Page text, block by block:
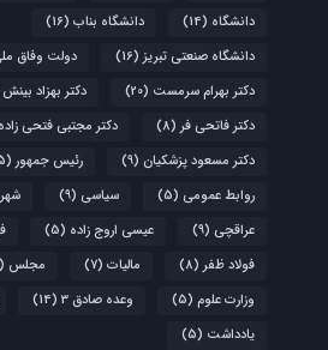
دانشگاه (14) دانشگاه بناب (16)
دانشگاه صنعتی تبریز(16) دولت وفاق
دکتر بهرام سرمست (20) دکتر بهزاد بینش
دکتر فاتحی فر(8) دکتر مجتبی فتحی زاده
دکتر مسعود پزشکیان (9) رئیس جمهور(5)
روابط عمومی (5) سیاسی (9)
عراقچی (9) عیسی اروج زاده (5)
فولاد ظفر(8) مالیات (7) مجلس (5)
وزارت علوم (5) وعده صادق 3 (14)
یادداشت (5)